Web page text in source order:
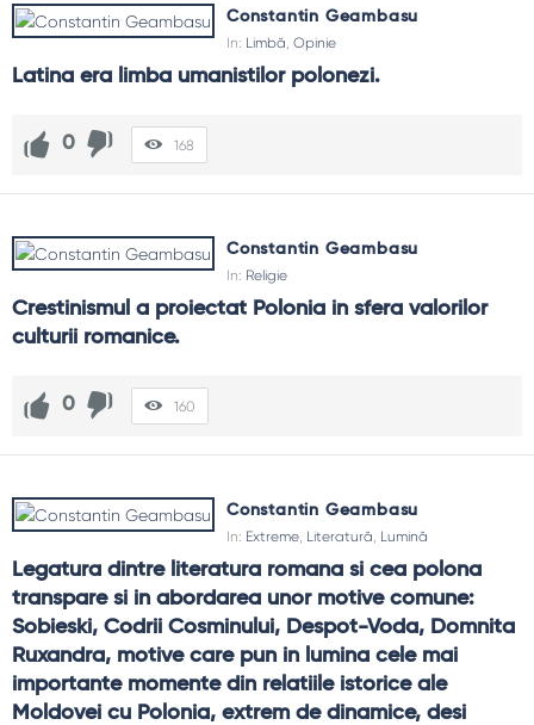
Constantin Geambasu
In: Limbă, Opinie
Latina era limba umanistilor polonezi.
0 168
Constantin Geambasu
In: Religie
Crestinismul a proiectat Polonia in sfera valorilor
culturii romanice.
0 160
Constantin Geambasu
In: Extreme, Literatură, Lumină
Legatura dintre literatura romana si cea polona
transpare si in abordarea unor motive comune:
Sobieski, Codrii Cosminului, Despot-Voda, Domnita
Ruxandra, motive care pun in lumina cele mai
importante momente din relatiile istorice ale
Moldovei cu Polonia, extrem de dinamice, desi